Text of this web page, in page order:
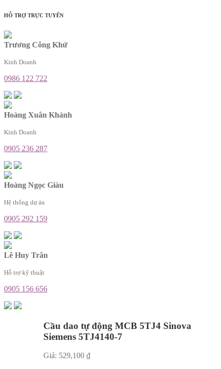
HỖ TRỢ TRỰC TUYẾN
Trương Công Khứ
Kinh Doanh
0986 122 722
Hoàng Xuân Khánh
Kinh Doanh
0905 236 287
Hoàng Ngọc Giàu
Hệ thống dự án
0905 292 159
Lê Huy Trân
Hỗ trợ kỹ thuật
0905 156 656
Cầu dao tự động MCB 5TJ4 Sinova
Siemens 5TJ4140-7
Giá: 529,100 ₫